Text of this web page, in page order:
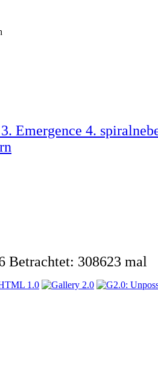
3. Emergence 4.
Betrachtet: 308623 mal